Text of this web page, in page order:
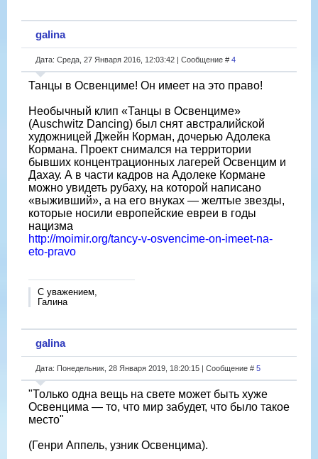
galina
Дата: Среда, 27 Января 2016, 12:03:42 | Сообщение # 4
Танцы в Освенциме! Он имеет на это право!
Необычный клип «Танцы в Освенциме»
(Auschwitz Dancing) был снят австралийской
художницей Джейн Корман, дочерью Адолека
Кормана. Проект снимался на территории
бывших концентрационных лагерей Освенцим и
Дахау. А в части кадров на Адолеке Кормане
можно увидеть рубаху, на которой написано
«выживший», а на его внуках — желтые звезды,
которые носили европейские евреи в годы
нацизма
http://moimir.org/tancy-v-osvencime-on-imeet-na-
eto-pravo
С уважением,
Галина
galina
Дата: Понедельник, 28 Января 2019, 18:20:15 | Сообщение # 5
"Только одна вещь на свете может быть хуже
Освенцима — то, что мир забудет, что было такое
место"
(Генри Аппель, узник Освенцима).